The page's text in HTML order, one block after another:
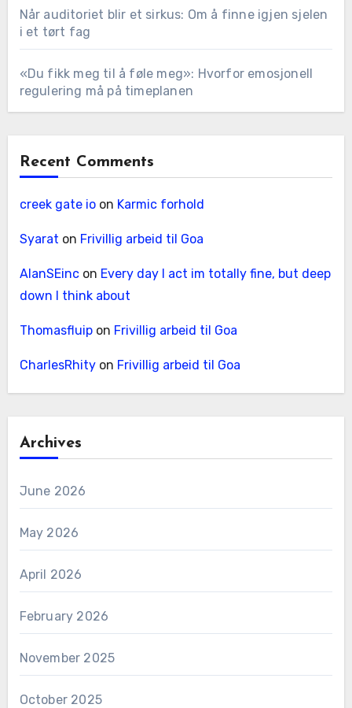
Når auditoriet blir et sirkus: Om å finne igjen sjelen
i et tørt fag
«Du fikk meg til å føle meg»: Hvorfor emosjonell
regulering må på timeplanen
Recent Comments
creek gate ioon Karmic forhold
Syarat on Frivillig arbeid til Goa
AlanSEincon Every day I act im totally fine, but deep
down I think about
Thomasfluipon Frivillig arbeid til Goa
CharlesRhityon Frivillig arbeid til Goa
Archives
June 2026
May 2026
April 2026
February 2026
November 2025
October 2025